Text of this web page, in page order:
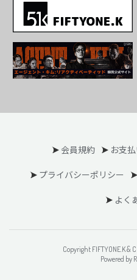
会員規約 お支
プライバシーポリシー
よく
Copyright FIFTYONE.K &
Powered by